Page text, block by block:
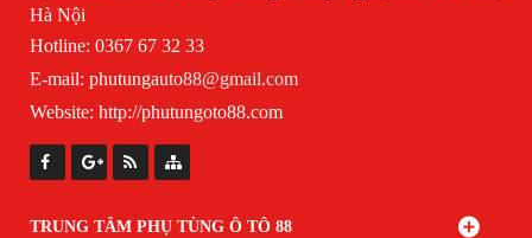
Hà Nội
Hotline: 0367 67 32 33
E-mail: phutungauto88@gmail.com
Website: http://phutungoto88.com
TRUNG TÂM PHỤ TÙNG Ô TÔ 88